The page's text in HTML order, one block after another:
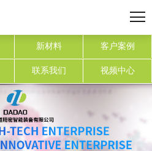
新材料 客户案例
联系我们 视频中心